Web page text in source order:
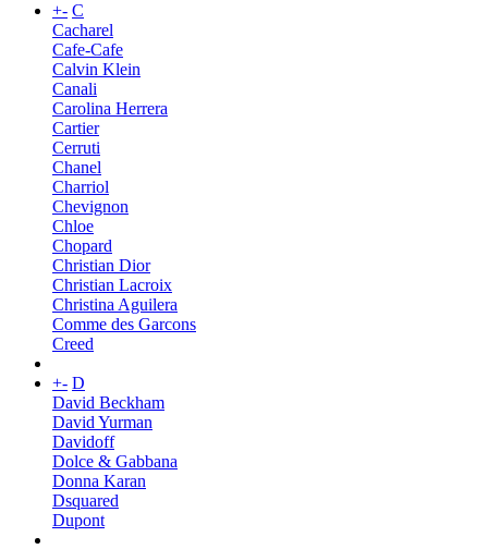
+- C
Cacharel
Cafe-Cafe
Calvin Klein
Canali
Carolina Herrera
Cartier
Cerruti
Chanel
Charriol
Chevignon
Chloe
Chopard
Christian Dior
Christian Lacroix
Christina Aguilera
Comme des Garcons
Creed
+- D
David Beckham
David Yurman
Davidoff
Dolce & Gabbana
Donna Karan
Dsquared
Dupont